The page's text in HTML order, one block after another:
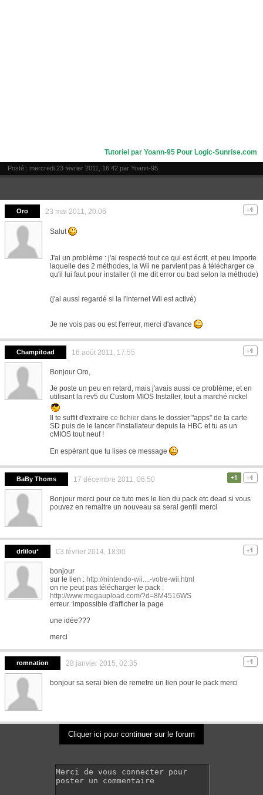
Tutoriel par Yoann-95 Pour Logic-Sunrise.com
Posté : mercredi 23 février 2011, 16:42 par Yoann-95
Oro 23 mai 2011, 20:06
Salut
J'ai un problème : j'ai respecté tout ce qui est écrit, et peu importe
laquelle des 2 méthodes, la Wii ne parvient pas à télécharger ce
qu'il lui faut pour installer (il me dit error ou bad selon la méthode)
(j'ai aussi regardé si la l'internet Wii est activé)
Je ne vois pas ou est l'erreur, merci d'avance
Champitoad 16 août 2011, 17:55
Bonjour Oro,
Je poste un peu en retard, mais j'avais aussi ce problème, et en
utilisant la rev5 du Custom MIOS Installer, tout a marché nickel
Il te suffit d'extraire ce fichier dans le dossier "apps" de ta carte
SD puis de le lancer l'installateur depuis la HBC et tu as un
cMIOS tout neuf !
En espérant que tu lises ce message
BaBy Thoms 17 décembre 2011, 06:50 +1
Bonjour merci pour ce tuto mes le lien du pack etc dead si vous
pouvez en remaitre un nouveau sa serai gentil merci
drlilou² 03 février 2014, 18:00
bonjour
sur le lien : http://nintendo-wii....-votre-wii.html
on ne peut pas télécharger le pack :
http://www.megaupload.com/?d=8M4516WS
erreur :impossible d'afficher la page
une idée???
merci
romnation 28 janvier 2015, 02:35
bonjour sa serai bien de remetre un lien pour le pack merci
Cliquer ici pour continuer sur le forum